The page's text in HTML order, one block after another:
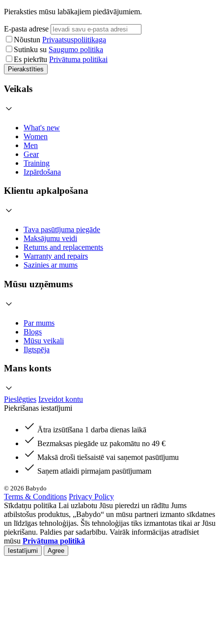
Pieraksties mūsu labākajiem piedāvājumiem.
E-pasta adrese
Nõustun Privaatsuspoliitikaga
Sutinku su Saugumo politika
Es piekrītu Privātuma politikai
Pierakstīties
Veikals
What's new
Women
Men
Gear
Training
Izpārdošana
Klientu apkalpošana
Tava pasūtījuma piegāde
Maksājumu veidi
Returns and replacements
Warranty and repairs
Sazinies ar mums
Mūsu uzņēmums
Par mums
Blogs
Mūsu veikali
Ilgtspēja
Mans konts
Pieslēgties Izveidot kontu
Piekrišanas iestatījumi
Ātra izsūtīšana 1 darba dienas laikā
Bezmaksas piegāde uz pakomātu no 49 €
Maksā droši tiešsaistē vai saņemot pasūtījumu
Saņem atlaidi pirmajam pasūtījumam
© 2026 Babydo
Terms & Conditions Privacy Policy
Sīkdatņu politika Lai uzlabotu Jūsu pieredzi un rādītu Jums
atbilstošus produktus, „Babydo“ un mūsu partneri izmanto sīkdatnes
un līdzīgas tehnoloģijas. Šīs tehnoloģijas tiks izmantotas tikai ar Jūsu
piekrišanu. Paldies par sadarbību. Vairāk informācijas atradīsiet
mūsu Privātuma politikā
Iestatījumi Agree